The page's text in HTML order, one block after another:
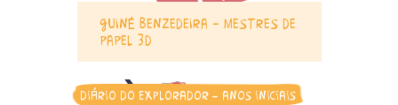
guiné benzedeira – mestres de
papel 3d
diário do explorador - anos iniciais